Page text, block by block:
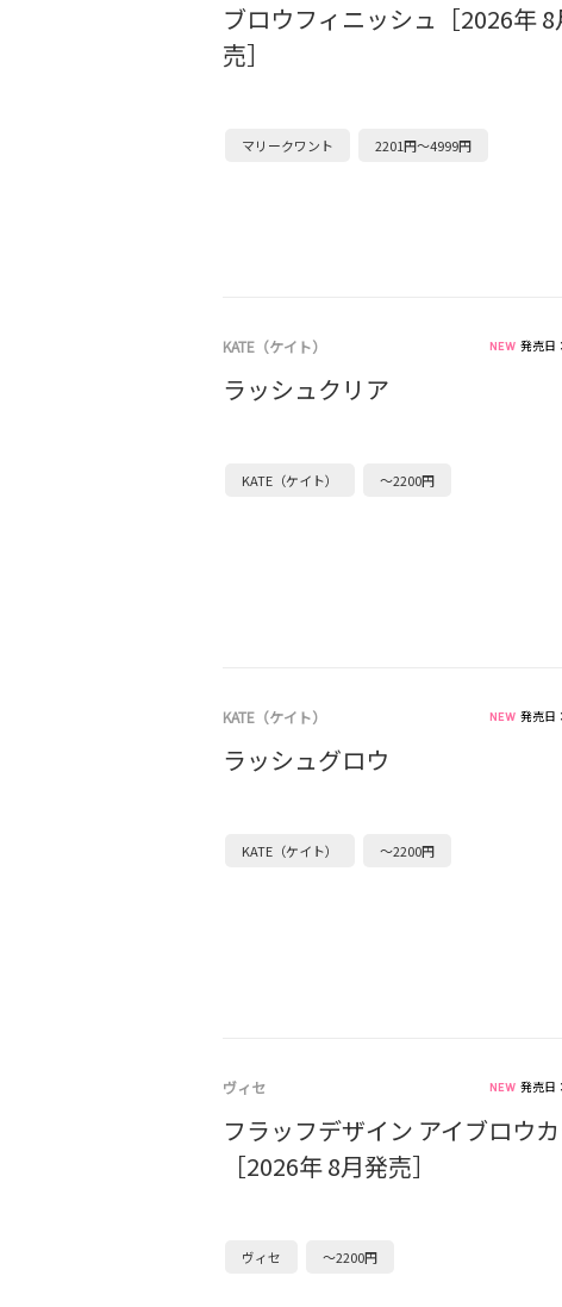
ブロウフィニッシュ［2026年 8
売］
マリークワント 2201円～4999円
KATE（ケイト） 発売日
ラッシュクリア
KATE（ケイト） ～2200円
KATE（ケイト） 発売日
ラッシュグロウ
KATE（ケイト） ～2200円
ヴィセ 発売日
フラッフデザイン アイブロウ
［2026年 8月発売］
ヴィセ ～2200円